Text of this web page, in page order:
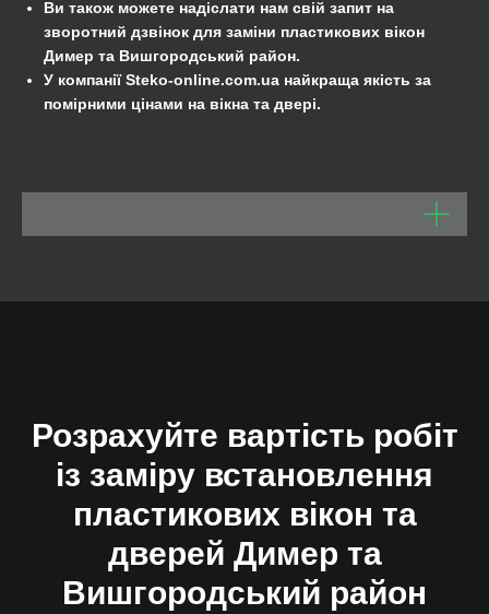
Ви також можете надіслати нам свій запит на
зворотний дзвінок для заміни пластикових вікон
Димер та Вишгородський район.
У компанії Steko-online.com.ua найкраща якість за
помірними цінами на вікна та двері.
Розрахуйте вартість робіт
із заміру встановлення
пластикових вікон та
дверей Димер та
Вишгородський район